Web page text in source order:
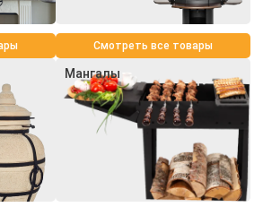
Смотреть все товары
Мангалы